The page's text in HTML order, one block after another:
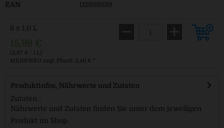
EAN
02939339
6 x 1,0 L
15,99 €
(2,67 € / 1 L)
MEHRWEG zzgl. Pfand: 2,40 € *
Produktinfos, Nährwerte und Zutaten
Zutaten :
Nährwerte und Zutaten finden Sie unter dem jeweiligen
Produkt im Shop.